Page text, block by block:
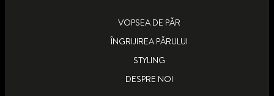
VOPSEA DE PĂR
ÎNGRIJIREA PĂRULUI
STYLING
DESPRE NOI